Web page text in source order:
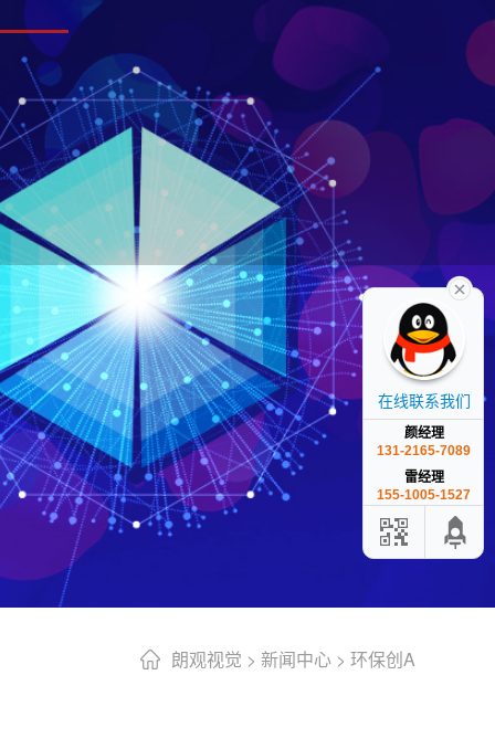
朗观视觉 > 新闻中心 > 环保创A
在线联系我们
颜经理
131-2165-7089
雷经理
155-1005-1527